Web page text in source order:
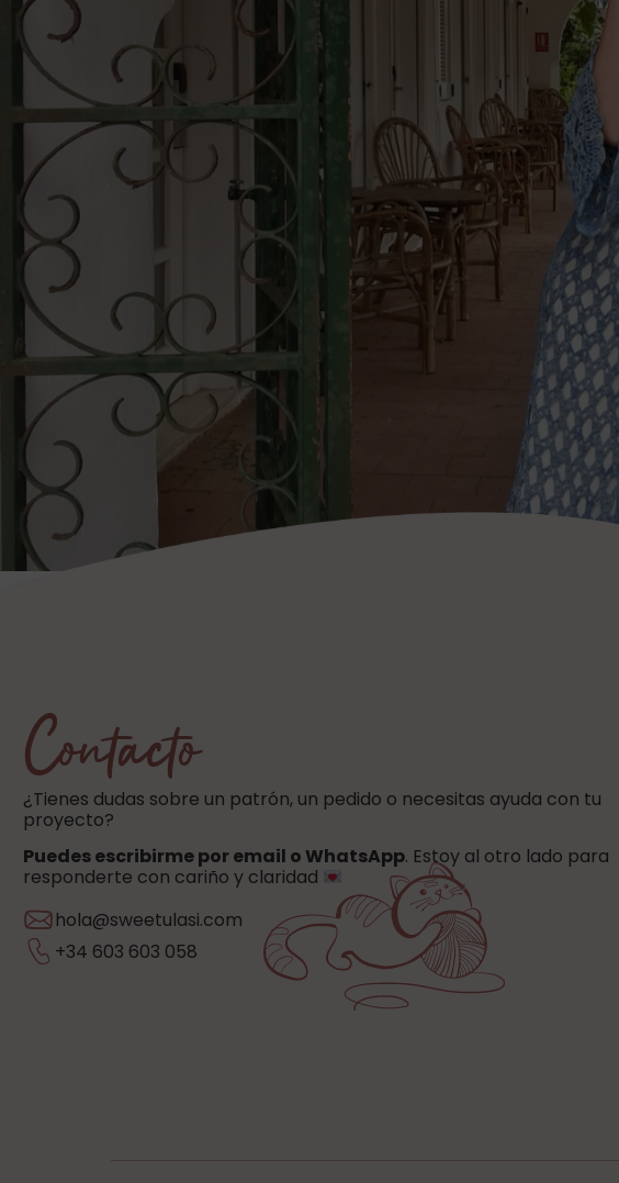
Contacto
¿Tienes dudas sobre un patrón, un pedido o necesitas ayuda con tu
proyecto?
Puedes escribirme por email o WhatsApp. Estoy al otro lado para
responderte con cariño y claridad
hola@sweetulasi.com
+34 603 603 058